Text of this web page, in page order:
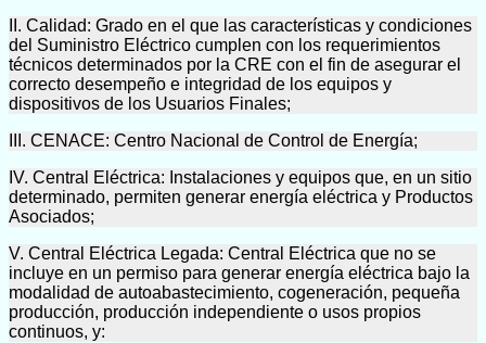
II. Calidad: Grado en el que las características y condiciones
del Suministro Eléctrico cumplen con los requerimientos
técnicos determinados por la CRE con el fin de asegurar el
correcto desempeño e integridad de los equipos y
dispositivos de los Usuarios Finales;
III. CENACE: Centro Nacional de Control de Energía;
IV. Central Eléctrica: Instalaciones y equipos que, en un sitio
determinado, permiten generar energía eléctrica y Productos
Asociados;
V. Central Eléctrica Legada: Central Eléctrica que no se
incluye en un permiso para generar energía eléctrica bajo la
modalidad de autoabastecimiento, cogeneración, pequeña
producción, producción independiente o usos propios
continuos, y: